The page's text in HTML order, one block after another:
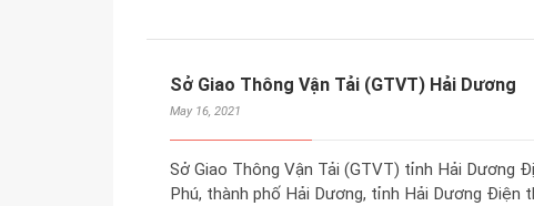
Sở Giao Thông Vận Tải (GTVT) Hải Dương
May 16, 2021
Sở Giao Thông Vận Tải (GTVT) tỉnh Hải Dương
Phú, thành phố Hải Dương, tỉnh Hải Dương Điện